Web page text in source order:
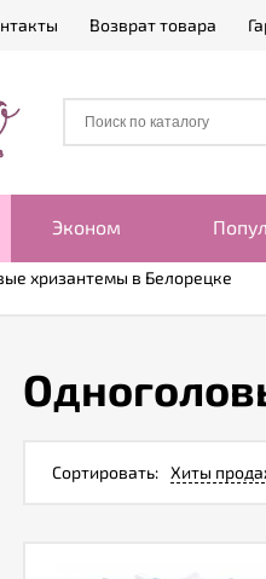
Возврат товара
Эконом
хризантемы в Белорецке
Сортировать: Хиты